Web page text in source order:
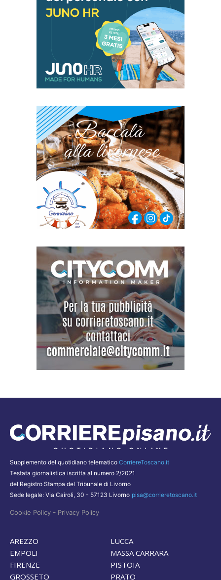
Supplemento del quotidiano telematico CorriereToscano.it
Testata giornalistica iscritta al numero 2/2021
del Registro Stampa del Tribunale di Livorno
Sede legale: Via Cairoli, 30 - 57123 Livorno pisa@corrieretoscano.it
Cookie Policy - Privacy Policy
AREZZO
EMPOLI
FIRENZE
GROSSETO
LUCCA
MASSA CARRARA
PISTOIA
PRATO